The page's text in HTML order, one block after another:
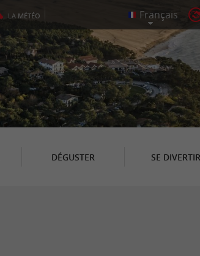
LA MÉTÉO
DÉGUSTER SE DIVERTIR